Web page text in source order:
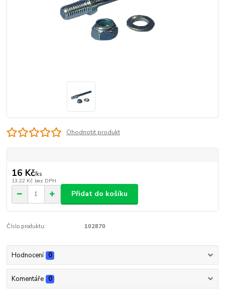
Ohodnotit produkt
16 Kč/ks
13,22 Kč bez DPH
Přidat do košíku
Číslo produktu: 102870
Hodnocení 0
Komentáře 0